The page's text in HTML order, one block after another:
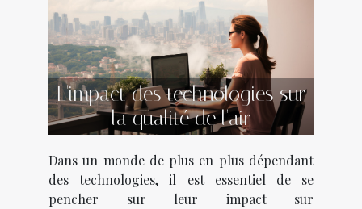
L'impact des technologies sur
la qualité de l'air
Dans un monde de plus en plus dépendant
des technologies, il est essentiel de se
pencher sur leur impact sur